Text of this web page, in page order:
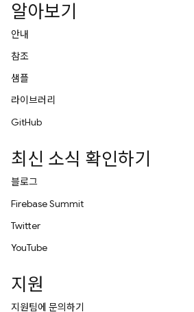
알아보기
안내
참조
샘플
라이브러리
GitHub
최신 소식 확인하기
블로그
Firebase Summit
Twitter
YouTube
지원
지원팀에 문의하기